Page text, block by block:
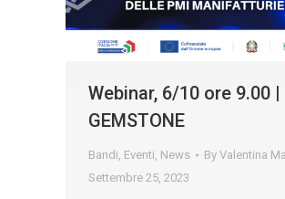
Webinar, 6/10 ore 9.00
GEMSTONE
Bandi, Eventi, News By Valentina
Settembre 25, 2023